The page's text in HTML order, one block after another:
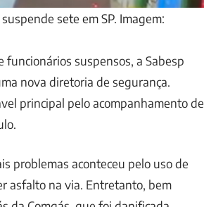
sete em SP. Imagem:
suspensos, a Sabesp
nova diretoria de segurança.
principal pelo acompanhamento de
problemas aconteceu pelo uso de
asfalto na via. Entretanto, bem